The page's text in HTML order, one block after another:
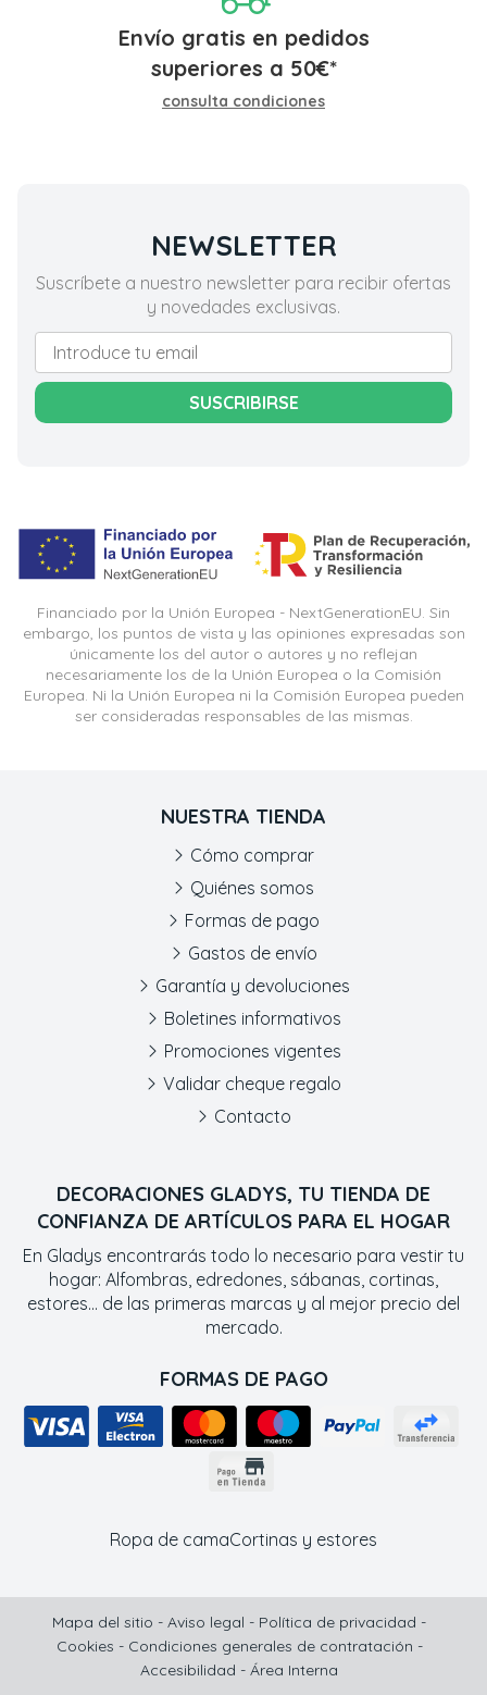
Envío gratis en pedidos
superiores a 50€*
consulta condiciones
NEWSLETTER
Suscríbete a nuestro newsletter para recibir ofertas
y novedades exclusivas.
SUSCRIBIRSE
Financiado por la Unión Europea - NextGenerationEU. Sin
embargo, los puntos de vista y las opiniones expresadas son
únicamente los del autor o autores y no reflejan
necesariamente los de la Unión Europea o la Comisión
Europea. Ni la Unión Europea ni la Comisión Europea pueden
ser consideradas responsables de las mismas.
DECORACIONES GLADYS, TU TIENDA DE
CONFIANZA DE ARTÍCULOS PARA EL HOGAR
En Gladys encontrarás todo lo necesario para vestir tu
hogar: Alfombras, edredones, sábanas, cortinas,
estores... de las primeras marcas y al mejor precio del
mercado.
FORMAS DE PAGO
NUESTRA TIENDA
Cómo comprar
Quiénes somos
Formas de pago
Gastos de envío
Garantía y devoluciones
Boletines informativos
Promociones vigentes
Validar cheque regalo
Contacto
Ropa de camaCortinas y estores
Mapa del sitio - Aviso legal - Política de privacidad -
Cookies - Condiciones generales de contratación -
Accesibilidad - Área Interna